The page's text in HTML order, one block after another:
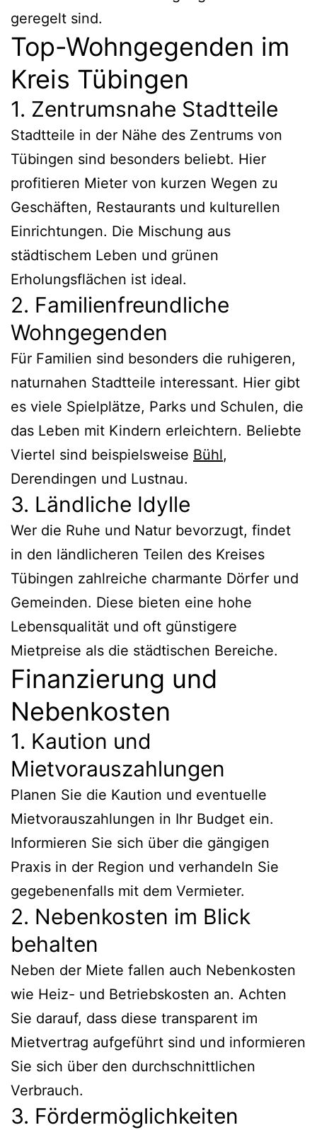
geregelt sind.
Top-Wohngegenden im
Kreis Tübingen
1. Zentrumsnahe Stadtteile
Stadtteile in der Nähe des Zentrums von
Tübingen sind besonders beliebt. Hier
profitieren Mieter von kurzen Wegen zu
Geschäften, Restaurants und kulturellen
Einrichtungen. Die Mischung aus
städtischem Leben und grünen
Erholungsflächen ist ideal.
2. Familienfreundliche
Wohngegenden
Für Familien sind besonders die ruhigeren,
naturnahen Stadtteile interessant. Hier gibt
es viele Spielplätze, Parks und Schulen, die
das Leben mit Kindern erleichtern. Beliebte
Viertel sind beispielsweise Bühl,
Derendingen und Lustnau.
3. Ländliche Idylle
Wer die Ruhe und Natur bevorzugt, findet
in den ländlicheren Teilen des Kreises
Tübingen zahlreiche charmante Dörfer und
Gemeinden. Diese bieten eine hohe
Lebensqualität und oft günstigere
Mietpreise als die städtischen Bereiche.
Finanzierung und
Nebenkosten
1. Kaution und
Mietvorauszahlungen
Planen Sie die Kaution und eventuelle
Mietvorauszahlungen in Ihr Budget ein.
Informieren Sie sich über die gängigen
Praxis in der Region und verhandeln Sie
gegebenenfalls mit dem Vermieter.
2. Nebenkosten im Blick
behalten
Neben der Miete fallen auch Nebenkosten
wie Heiz- und Betriebskosten an. Achten
Sie darauf, dass diese transparent im
Mietvertrag aufgeführt sind und informieren
Sie sich über den durchschnittlichen
Verbrauch.
3. Fördermöglichkeiten